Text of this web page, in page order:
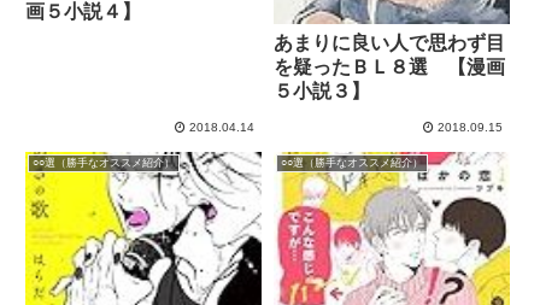
画５小説４】
2018.04.14
あまりに良い人で思わず目
を疑ったＢＬ８選 【漫画
５小説３】
2018.09.15
○○選（勝手なオススメ紹介） ○○選（勝手なオススメ紹介）